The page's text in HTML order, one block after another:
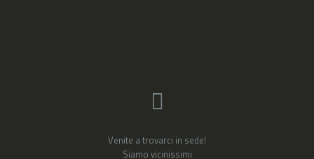
Venite a trovarci in sede!
Siamo vicinissimi